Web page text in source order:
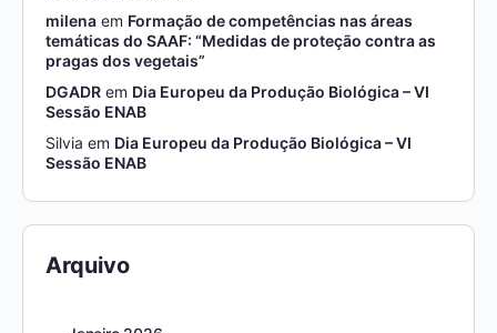
milena em Formação de competências nas áreas
temáticas do SAAF: “Medidas de proteção contra as
pragas dos vegetais”
DGADR em Dia Europeu da Produção Biológica – VI
Sessão ENAB
Silvia em Dia Europeu da Produção Biológica – VI
Sessão ENAB
Arquivo